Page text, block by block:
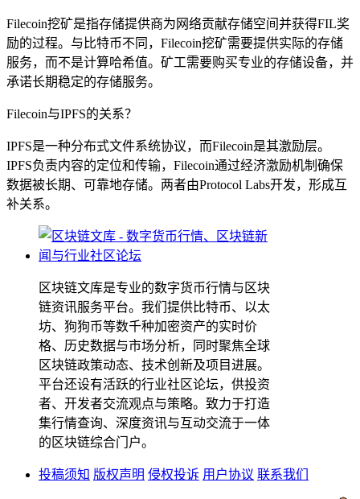
Filecoin挖矿是指存储提供商为网络贡献存储空间并获得FIL奖
励的过程。与比特币不同，Filecoin挖矿需要提供实际的存储
服务，而不是计算哈希值。矿工需要购买专业的存储设备，并
承诺长期稳定的存储服务。
Filecoin与IPFS的关系？
IPFS是一种分布式文件系统协议，而Filecoin是其激励层。
IPFS负责内容的定位和传输，Filecoin通过经济激励机制确保
数据被长期、可靠地存储。两者由Protocol Labs开发，形成互
补关系。
区块链文库是专业的数字货币行情与区块
链资讯服务平台。我们提供比特币、以太
坊、狗狗币等数千种加密资产的实时价
格、历史数据与市场分析，同时聚焦全球
区块链政策动态、技术创新及项目进展。
平台还设有活跃的行业社区论坛，供投资
者、开发者交流观点与策略。致力于打造
集行情查询、深度资讯与互动交流于一体
的区块链综合门户。
投稿须知 版权声明 侵权投诉 用户协议 联系我们